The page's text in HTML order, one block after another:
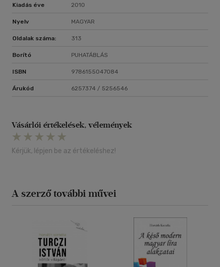
Kiadás éve 2010
Nyelv MAGYAR
Oldalak száma: 313
Borító PUHATÁBLÁS
ISBN 9786155047084
Árukód 6257374 / 5256546
Vásárlói értékelések, vélemények
Kérjük, lépjen be az értékeléshez!
A szerző további művei